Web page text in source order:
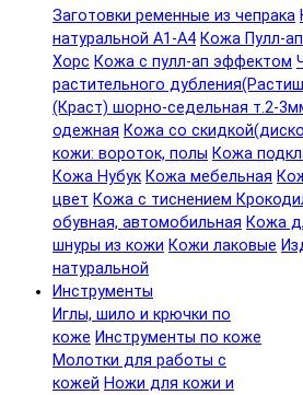
Заготовки ременные из чепрака
натуральной А1-А4 Кожа Пулл-
Хорс Кожа с пулл-ап эффектом
растительного
(Краст) шорно-седельная т.2-
одежная Кожа со
кожи: вороток, полы Кожа
Кожа Нубук Кожа мебельная
цвет Кожа с тиснением
обувная, автомобильная Кожа
шнуры из кожи Кожи лаковые
натуральной
Инструменты
Иглы, шило и крючки по
коже Инструменты по коже
Молотки для работы с
кожей Ножи для кожи и